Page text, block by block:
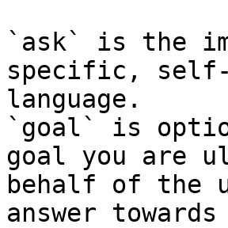
`ask` is the
specific, self-
language.
`goal` is
goal you are
behalf of the
answer